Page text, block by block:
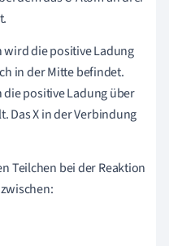
die positive Ladung
in der Mitte befindet.
die positive Ladung über
Das X in der Verbindung
Teilchen bei der Reaktion